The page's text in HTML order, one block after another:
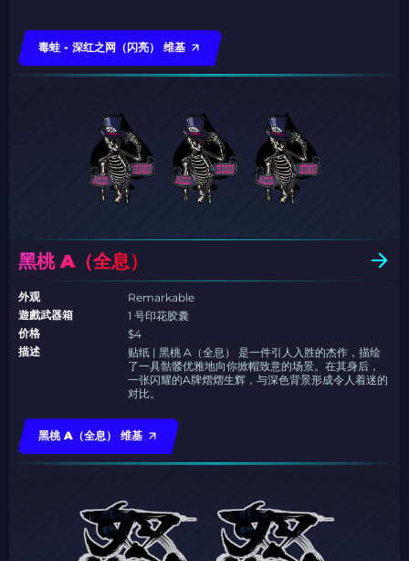
毒蛙 - 深红之网（闪亮） 维基
黑桃 A（全息）
外观
Remarkable
遊戲武器箱
1 号印花胶囊
价格
$4
描述
贴纸 | 黑桃 A（全息） 是一件引人入胜的杰作，描绘
了一具骷髅优雅地向你掀帽致意的场景。在其身后，
一张闪耀的A牌熠熠生辉，与深色背景形成令人着迷的
对比。
黑桃 A（全息） 维基